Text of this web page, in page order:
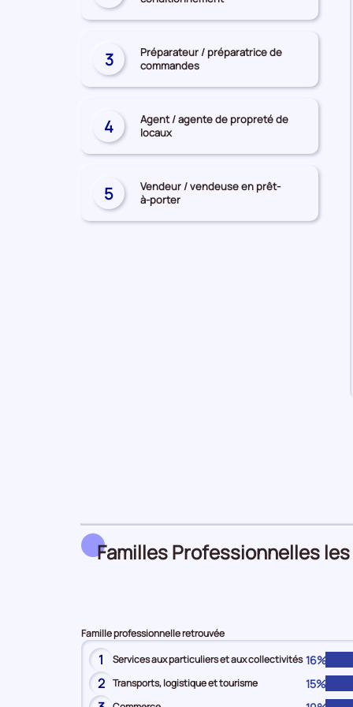
3
Préparateur / préparatrice de
commandes
4
Agent / agente de propreté de
locaux
5
Vendeur / vendeuse en prêt-
à-porter
Familles Professionnelles
Famille professionnelle retrouvée
1 Services aux particuliers et aux collectivités 16%
2 Transports, logistique et tourisme 15%